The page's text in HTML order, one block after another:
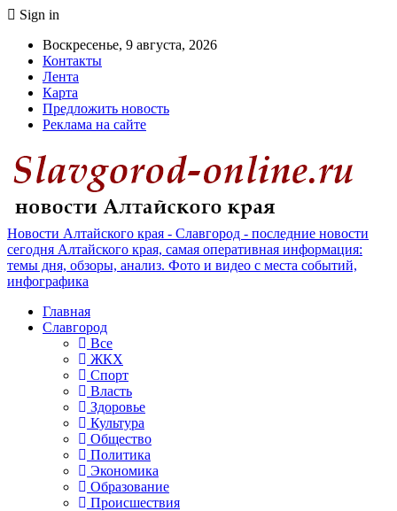
Sign in
Воскресенье, 9 августа, 2026
Контакты
Лента
Карта
Предложить новость
Реклама на сайте
Новости Алтайского края - Славгород - последние новости
сегодня Алтайского края, самая оперативная информация:
темы дня, обзоры, анализ. Фото и видео с места событий,
инфографика
Главная
Славгород
Все
ЖКХ
Спорт
Власть
Здоровье
Культура
Общество
Политика
Экономика
Образование
Происшествия